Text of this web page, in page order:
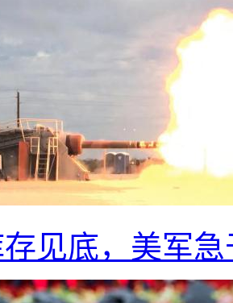
见底，美军